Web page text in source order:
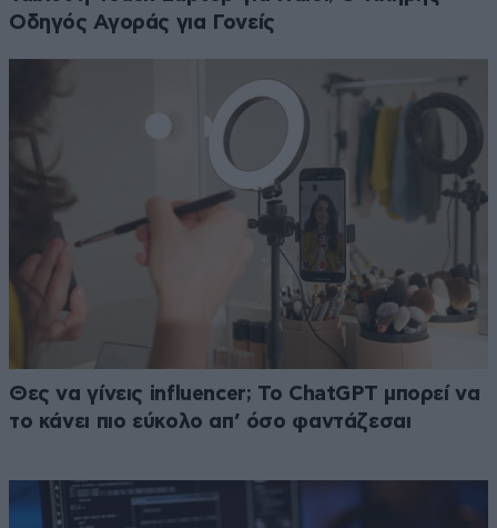
Οδηγός Αγοράς για Γονείς
Θες να γίνεις influencer; Το ChatGPT μπορεί να
το κάνει πιο εύκολο απ’ όσο φαντάζεσαι